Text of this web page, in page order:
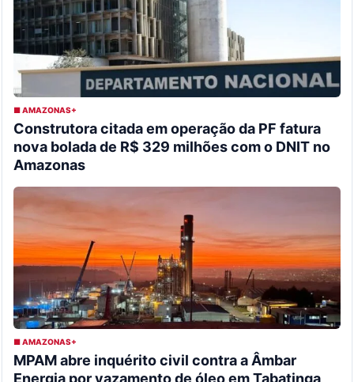
■ AMAZONAS+
Construtora citada em operação da PF fatura
nova bolada de R$ 329 milhões com o DNIT no
Amazonas
■ AMAZONAS+
MPAM abre inquérito civil contra a Âmbar
Energia por vazamento de óleo em Tabatinga